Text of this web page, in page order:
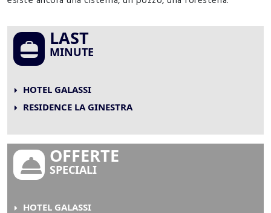
LAST
MINUTE
HOTEL GALASSI
RESIDENCE LA GINESTRA
OFFERTE
SPECIALI
HOTEL GALASSI